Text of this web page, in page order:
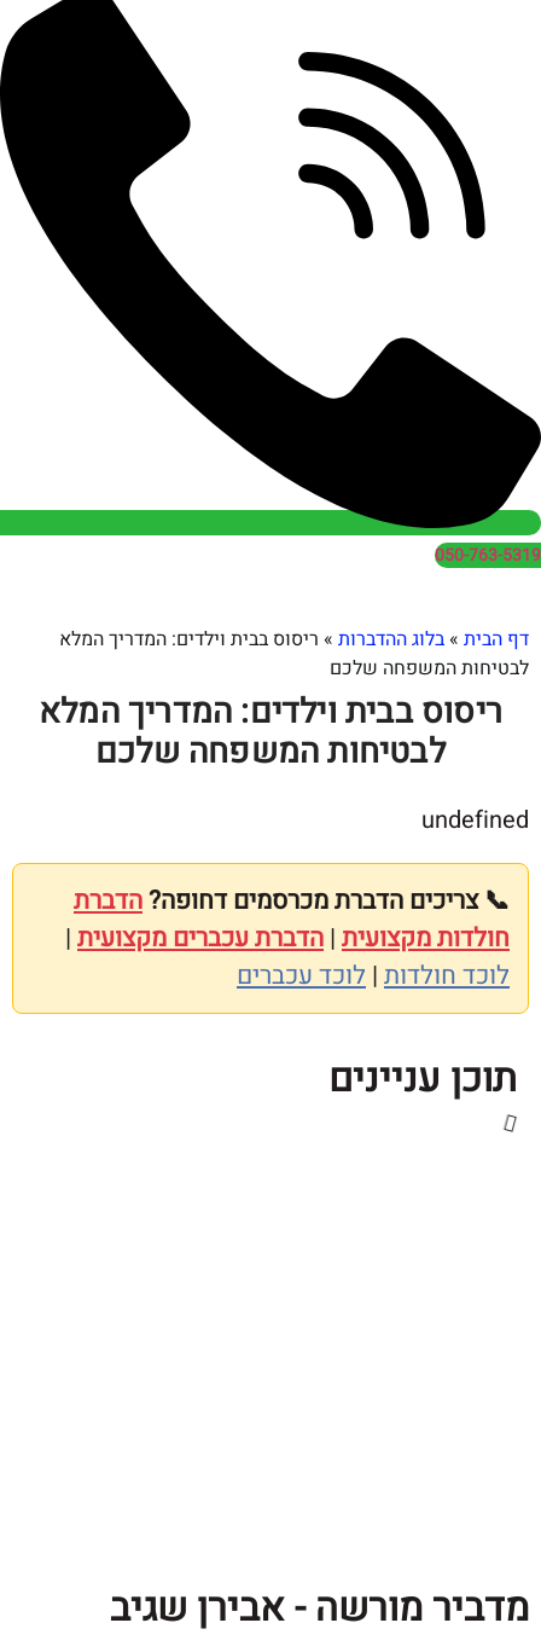
»בלוג ההדברות»ריסוס בבית וילדים: המדריך המלא
המשפחה שלכם
בבית וילדים: המדריך המלא
לבטיחות המשפחה שלכם
הדברת מכרסמים דחופה?הדברת
מקצועית|הדברת עכברים מקצועית|
|לוכד עכברים
עניינים
מורשה - אבירן שגיב